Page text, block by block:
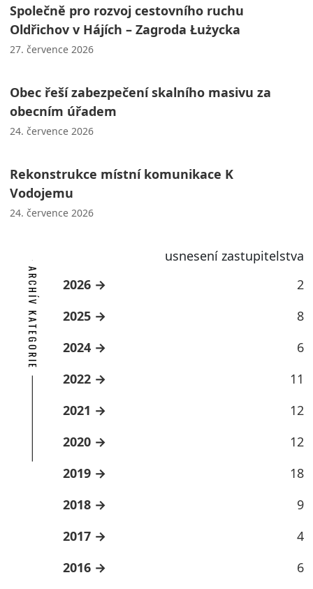
Společně pro rozvoj cestovního ruchu
Oldřichov v Hájích – Zagroda Łużycka
27. července 2026
Obec řeší zabezpečení skalního masivu za
obecním úřadem
24. července 2026
Rekonstrukce místní komunikace K
Vodojemu
24. července 2026
usnesení zastupitelstva
ARCHÍV KATEGORIE 2026
2
2025
8
2024
6
2022
11
2021
12
2020
12
2019
18
2018
9
2017
4
2016
6